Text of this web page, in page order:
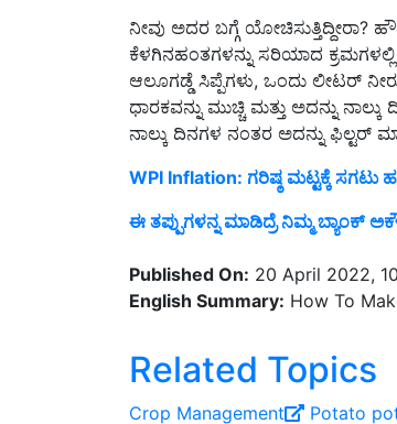
ಕೆಳಗಿನಹಂತಗಳನ್ನು ಸರಿಯಾದ
ಆಲೂಗಡ್ಡೆ ಸಿಪ್ಪೆಗಳು, ಒಂದು ಲೀಟರ್
ಧಾರಕವನ್ನು ಮುಚ್ಚಿ ಮತ್ತು ಅದನ್ನು
ನಾಲ್ಕು ದಿನಗಳ ನಂತರ ಅದನ್ನು
WPI Inflation: ಗರಿಷ್ಠ ಮಟ್ಟಕ್ಕೆ
ಈ ತಪ್ಪುಗಳನ್ನ ಮಾಡಿದ್ರೆ ನಿಮ್ಮ ಬ್ಯಾಂಕ್
English Summary:How To
Related Topics
Crop Management Potato
potatoes rate have been